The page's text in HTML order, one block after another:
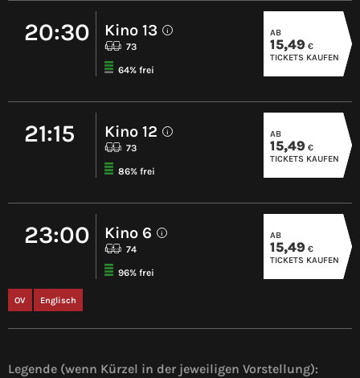
20:30 Kino 13 i
73
64% frei
AB
15,49 €
TICKETS KAUFEN
21:15 Kino 12 i
73
86% frei
AB
15,49 €
TICKETS KAUFEN
23:00 Kino 6 i
74
96% frei
OV Englisch
AB
15,49 €
TICKETS KAUFEN
Legende (wenn Kürzel in der jeweiligen Vorstellung):